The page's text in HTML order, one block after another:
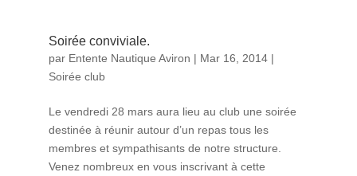
Soirée conviviale.
par Entente Nautique Aviron | Mar 16, 2014|
Soirée club
Le vendredi 28 mars aura lieu au club une soirée
destinée à réunir autour d’un repas tous les
membres et sympathisants de notre structure.
Venez nombreux en vous inscrivant à cette